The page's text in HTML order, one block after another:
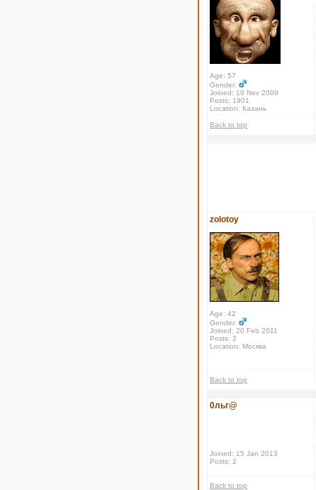
Age: 57
Gender:
Joined: 19 Nov 2009
Posts: 1901
Location: Казань
Back to top
zolotoy
Age: 42
Gender:
Joined: 20 Feb 2011
Posts: 2
Location: Москва
Back to top
0льг@
Joined: 15 Jan 2013
Posts: 2
Back to top